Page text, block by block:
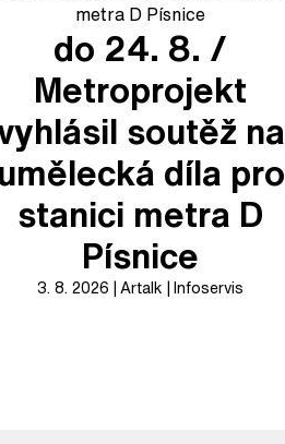
do 24. 8. /
Metroprojekt
soutěž na
umělecká díla pro
stanici metra D
Písnice
3. 8. 2026 Artalk Infoservis